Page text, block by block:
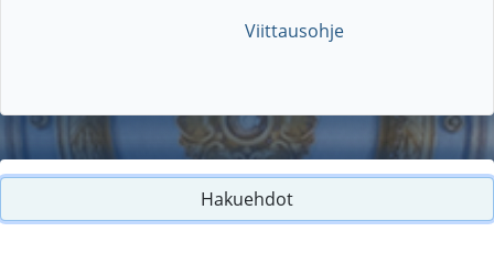
Viittausohje
Hakuehdot